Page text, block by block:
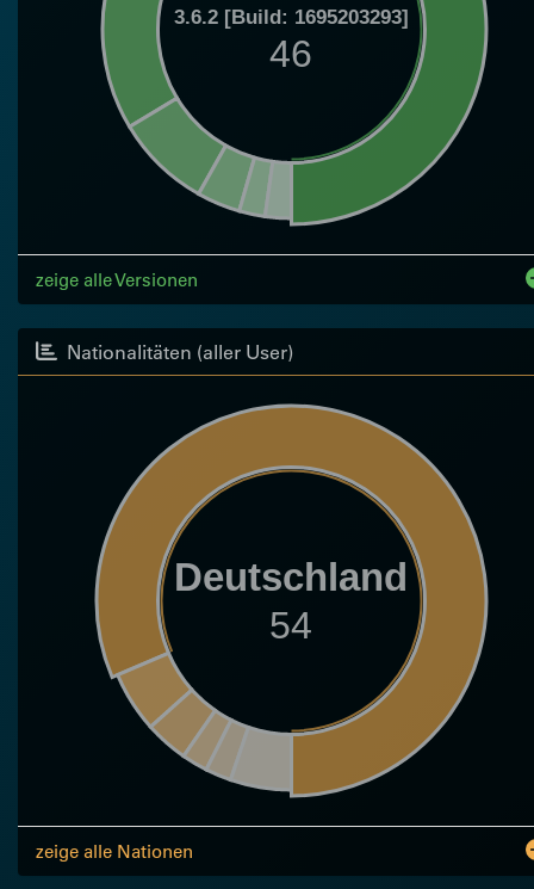
3.6.2 [Build: 1695203293]
46
zeige alle Versionen
Nationalitäten (aller User)
Deutschland
54
zeige alle Nationen